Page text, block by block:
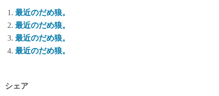
最近のだめ狼。
最近のだめ狼。
最近のだめ狼。
最近のだめ狼。
シェア